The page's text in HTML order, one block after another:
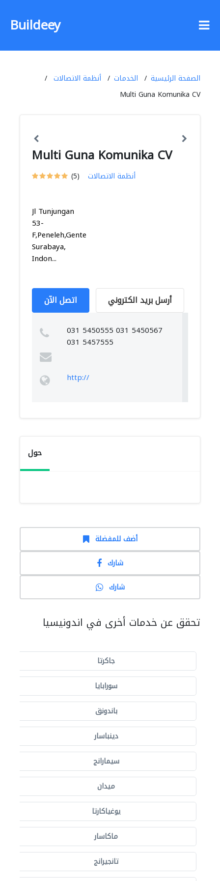
Buildeey
الصفحة الرئيسية الخدمات
أنظمة الاتصالات
Multi Guna Komunika CV
Multi Guna Komunika CV
(5) أنظمة الاتصالات
Jl Tunjungan
53-
F,Peneleh,Genteng,
Surabaya,
Indon...
اتصل الآن أرسل بريد الكتروني
031 5450555 031 5450567
031 5457555
http://
حول
أضف للمفضلة
شارك
شارك
تحقق عن خدمات أخرى في اندونيسيا
جاكرتا
سورابايا
باندونق
دينباسار
سيمارانج
ميدان
يوغياكارتا
ماكاسار
تانجيرانج